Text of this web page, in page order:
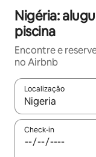
Nigéria:
piscina
Encontre e
no Airbnb
Localização
Quando os
Check-in